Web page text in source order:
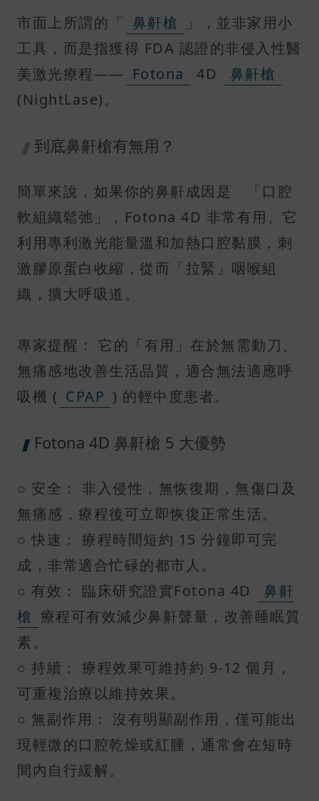
市面上所謂的「 鼻鼾槍
」，並非家用小
工具，而是指獲得 FDA 認證的非侵入性醫
美激光療程—— Fotona 4D
鼻鼾槍
(NightLase)。
到底鼻鼾槍有無用？
簡單來說，如果你的鼻鼾成因是 「口腔
軟組織鬆弛」，Fotona 4D 非常有用。它
利用專利激光能量溫和加熱口腔黏膜，刺
激膠原蛋白收縮，從而「拉緊」咽喉組
織，擴大呼吸道。
專家提醒： 它的「有用」在於無需動刀、
無痛感地改善生活品質，適合無法適應呼
吸機 ( CPAP ) 的輕中度患者。
Fotona 4D 鼻鼾槍 5 大優勢
○ 安全： 非入侵性，無恢復期，無傷口及
無痛感，療程後可立即恢復正常生活。
○ 快速： 療程時間短約 15 分鐘即可完
成，非常適合忙碌的都市人。
○ 有效： 臨床研究證實Fotona 4D
鼻鼾
槍 療程可有效減少鼻鼾聲量，改善睡眠質
素。
○ 持續： 療程效果可維持約 9-12 個月，
可重複治療以維持效果。
○ 無副作用： 沒有明顯副作用，僅可能出
現輕微的口腔乾燥或紅腫，通常會在短時
間內自行緩解。